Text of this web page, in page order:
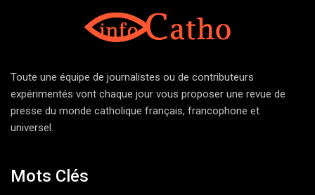
Toute une équipe de journalistes ou de contributeurs
expérimentés vont chaque jour vous proposer une revue de
presse du monde catholique français, francophone et
universel.
Mots Clés